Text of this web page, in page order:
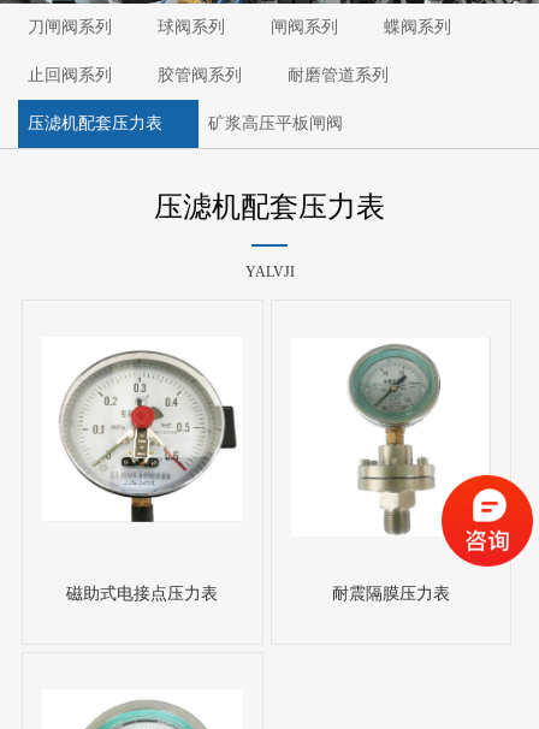
刀闸阀系列 球阀系列 闸阀系列 蝶阀系列
止回阀系列 胶管阀系列 耐磨管道系列
压滤机配套压力表 矿浆高压平板闸阀
压滤机配套压力表
YALVJI
磁助式电接点压力表 耐震隔膜压力表